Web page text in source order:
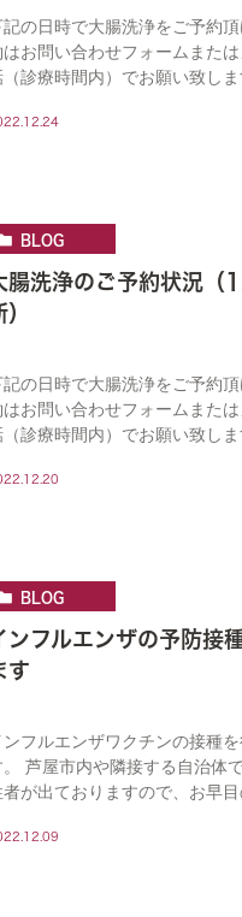
記の日時で大腸洗浄をご予約
はお問い合わせフォームまた
（診療時間内）でお願い致しま
いた時点で予約済となっている
BLOG
腸洗浄のご予約状況（
記の日時で大腸洗浄をご予約
はお問い合わせフォームまた
（診療時間内）でお願い致しま
いた時点で予約済となっている
BLOG
ンフルエンザの予防接
す
ンフルエンザワクチンの接種を
。 芦屋市内や隣接する自治体
者が出ておりますので、お早目
きる日がございますので、お問